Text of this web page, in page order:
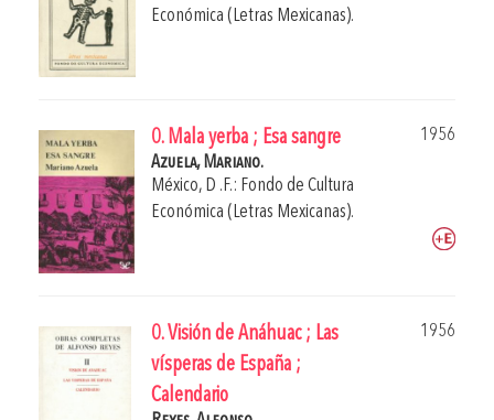
Económica (Letras Mexicanas).
0. Mala yerba ; Esa sangre
1956
Azuela, Mariano.
México, D .F.: Fondo de Cultura
Económica (Letras Mexicanas).
0. Visión de Anáhuac ; Las
vísperas de España ;
Calendario
1956